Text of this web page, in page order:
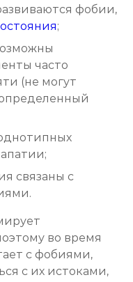
фобии,
;
часто
(не могут
связаны с
во время
с фобиями,
с их истоками,